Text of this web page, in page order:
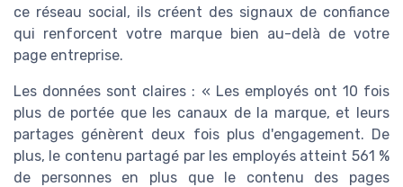
ce réseau social, ils créent des signaux de confiance
qui renforcent votre marque bien au-delà de votre
page entreprise.
Les données sont claires : « Les employés ont 10 fois
plus de portée que les canaux de la marque, et leurs
partages génèrent deux fois plus d'engagement. De
plus, le contenu partagé par les employés atteint 561 %
de personnes en plus que le contenu des pages